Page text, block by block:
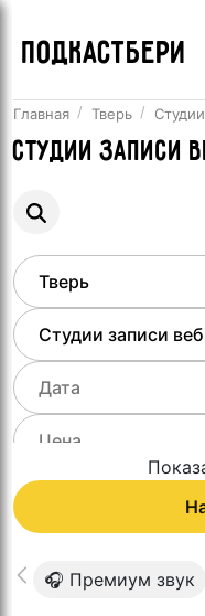
ПОДКАСТБЕРИ
Главная Тверь
Студии записи
🎧 Премиум звук